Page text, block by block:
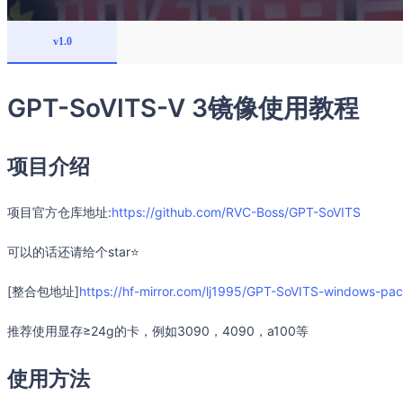
v1.0
GPT-SoVITS-V 3镜像使用教程
项目介绍
项目官方仓库地址:https://github.com/RVC-Boss/GPT-SoVITS
可以的话还请给个star⭐
[整合包地址]https://hf-mirror.com/lj1995/GPT-SoVITS-windows-
推荐使用显存≥24g的卡，例如3090，4090，a100等
使用方法